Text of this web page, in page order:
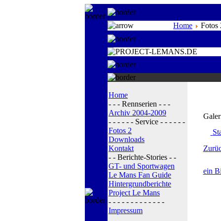
Home Fotos
Home
- - - Rennserien - - -
Archiv 2004-2009
- - - - - - Service - - - - - -
Fotos 2
Downloads
Kontakt
- - Berichte-Stories - -
GT- und Sportwagen
Le Mans Fan Guide
Hintergrundberichte
Project Le Mans
- - - - - - - - - - - - -
Impressum
ein